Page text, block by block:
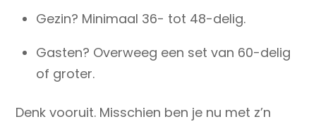
Gezin? Minimaal 36- tot 48-delig.
Gasten? Overweeg een set van 60-delig
of groter.
Denk vooruit. Misschien ben je nu met z’n